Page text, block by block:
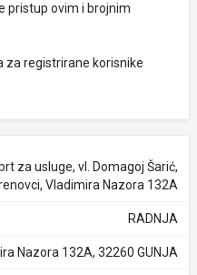
pristup ovim i brojnim
za registrirane korisnike
za usluge, vl. Domagoj Šarić,
Vladimira Nazora 132A
RADNJA
Nazora 132A, 32260 GUNJA